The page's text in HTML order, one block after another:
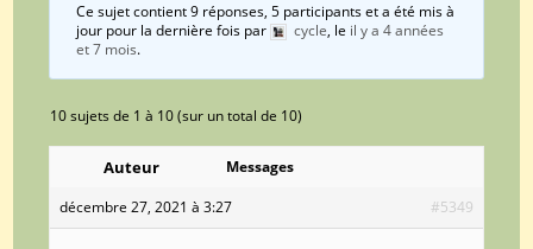
Ce sujet contient 9 réponses, 5 participants et a été mis à
jour pour la dernière fois par
cycle, le il y a 4 années
et 7 mois.
10 sujets de 1 à 10 (sur un total de 10)
Auteur
Messages
décembre 27, 2021 à 3:27
#5349